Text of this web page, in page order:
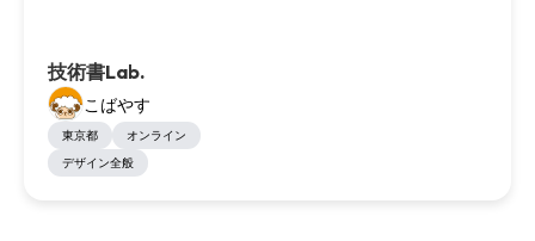
技術書Lab.
こばやす
東京都
オンライン
デザイン全般